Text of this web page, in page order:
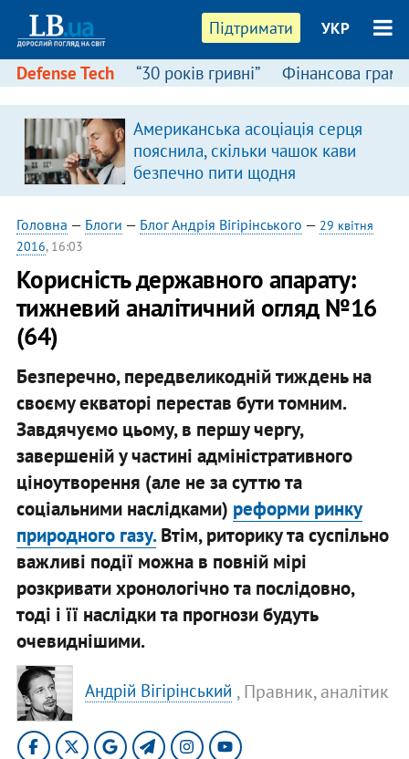
Підтримати УКР
Defense Tech “30 років гривні” Фінансова
Американська асоціація серця
пояснила, скільки чашок кави
безпечно пити щодня
Головна — Блоги — Блог Андрія Вігірінського — 29 квітня
2016, 16:03
Корисність державного апарату:
тижневий аналітичний огляд №16
(64)
Безперечно, передвеликодній тиждень на
своєму екваторі перестав бути томним.
Завдячуємо цьому, в першу чергу,
завершеній у частині адміністративного
ціноутворення (але не за суттю та
соціальними наслідками) реформи ринку
природного газу.Втім, риторику та суспільно
важливі події можна в повній мірі
розкривати хронологічно та послідовно,
тоді і її наслідки та прогнози будуть
очевиднішими.
Андрій Вігірінський , Правник, аналітик